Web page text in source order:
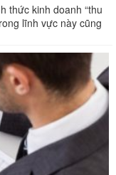
thức kinh doanh “thu
lĩnh vực này cũng